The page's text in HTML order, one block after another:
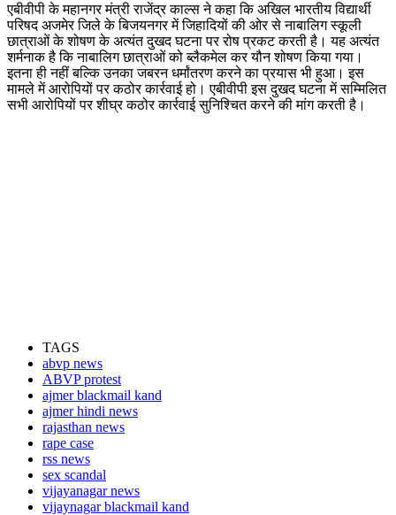
एबीवीपी के महानगर मंत्री राजेंद्र काल्स ने कहा कि अखिल भारतीय विद्यार्थी
परिषद अजमेर जिले के बिजयनगर में जिहादियों की ओर से नाबालिग स्कूली
छात्राओं के शोषण के अत्यंत दुखद घटना पर रोष प्रकट करती है। यह अत्यंत
शर्मनाक है कि नाबालिग छात्राओं को ब्लैकमेल कर यौन शोषण किया गया।
इतना ही नहीं बल्कि उनका जबरन धर्मांतरण करने का प्रयास भी हुआ। इस
मामले में आरोपियों पर कठोर कार्रवाई हो। एबीवीपी इस दुखद घटना में सम्मिलित
सभी आरोपियों पर शीघ्र कठोर कार्रवाई सुनिश्चित करने की मांग करती है।
TAGS
abvp news
ABVP protest
ajmer blackmail kand
ajmer hindi news
rajasthan news
rape case
rss news
sex scandal
vijayanagar news
vijaynagar blackmail kand